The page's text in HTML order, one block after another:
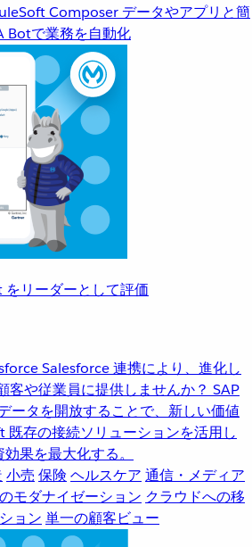
Composer データやアプリと簡
Botで業務を自動化
リーダーとして評価
Salesforce 連携により、進化し
客や従業員に提供しませんか？ SAP
ータを開放することで、新しい価値
既存の接続ソリューションを活用し
果を最大化する。
小売 保険 ヘルスケア 通信・メディア
モダナイゼーション クラウドへの移
ョン 単一の顧客ビュー